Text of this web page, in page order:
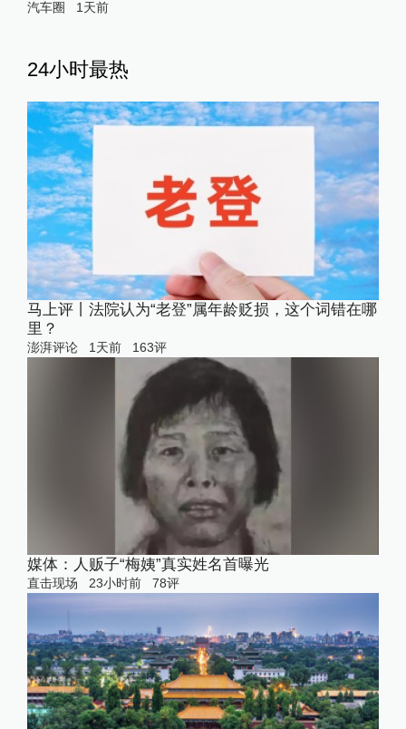
汽车圈 1天前
24小时最热
马上评丨法院认为“老登”属年龄贬损，这个词错在哪
里？
澎湃评论 1天前 163评
媒体：人贩子“梅姨”真实姓名首曝光
直击现场 23小时前 78评